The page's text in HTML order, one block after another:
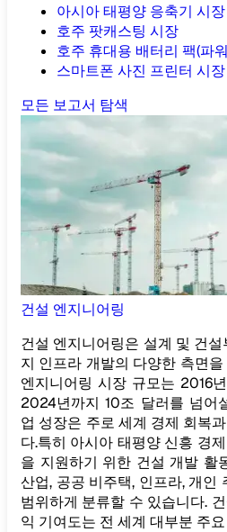
아시아 태평양 응축기 시장
호주 팟캐스팅 시장
호주 휴대용 배터리 팩(파
스마트폰 사진 프린터 시장
모든 보고서 탐색
건설 엔지니어링
건설 엔지니어링은 설계 및 건
지 인프라 개발의 다양한 측면
엔지니어링 시장 규모는 2016
2024년까지 10조 달러를 넘어
업 성장은 주로 세계 경제 회복
다.특히 아시아 태평양 신흥 경
을 지원하기 위한 건설 개발 활
산업, 공공 비주택, 인프라, 개인
범위하게 분류할 수 있습니다.
익 기여도는 전 세계 대부분 주